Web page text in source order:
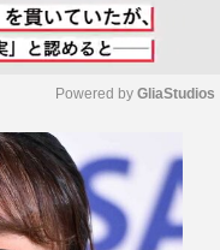
u
e
Powered by GliaStudios